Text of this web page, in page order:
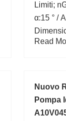
Limiti;
α:15 ° /
mm;
Read
Nuovo
Pompa